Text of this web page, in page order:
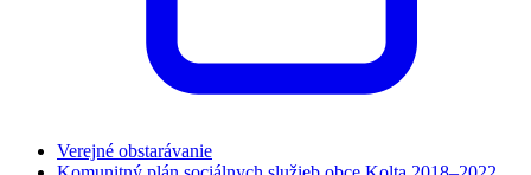
Verejné obstarávanie